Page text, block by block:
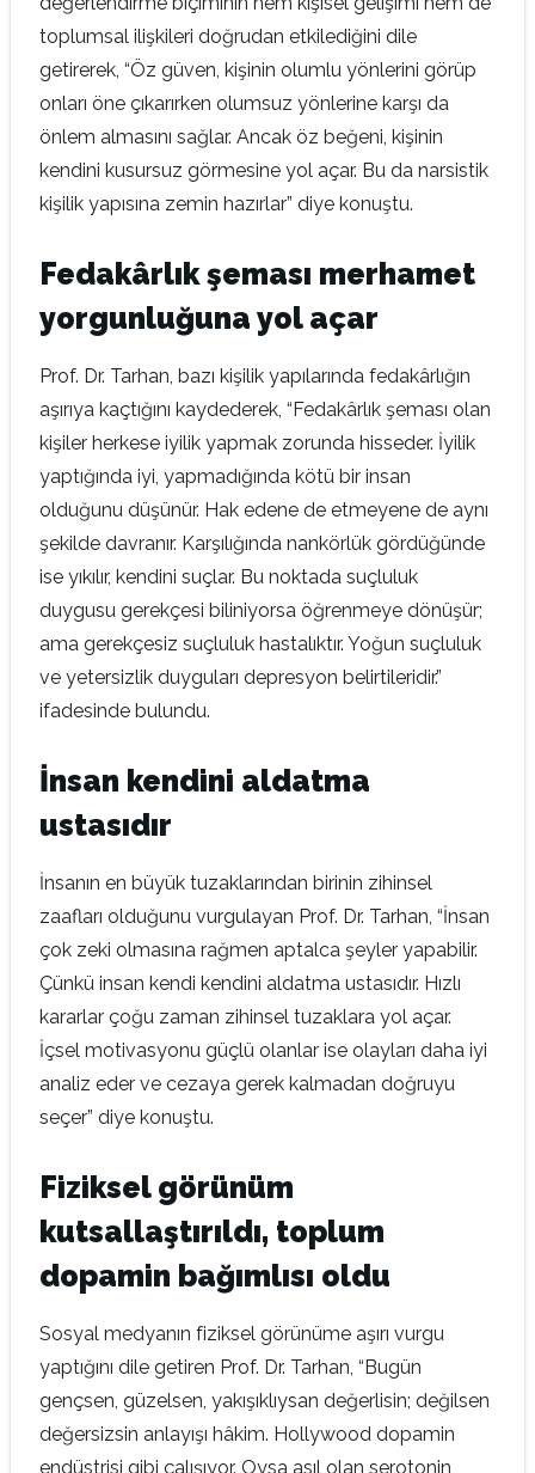
toplumsal ilişkileri doğrudan etkilediğini dile
getirerek, “Öz güven, kişinin olumlu yönlerini görüp
onları öne çıkarırken olumsuz yönlerine karşı da
önlem almasını sağlar. Ancak öz beğeni, kişinin
kendini kusursuz görmesine yol açar. Bu da narsistik
kişilik yapısına zemin hazırlar” diye konuştu.
Fedakârlık şeması merhamet
yorgunluğuna yol açar
Prof. Dr. Tarhan, bazı kişilik yapılarında fedakârlığın
aşırıya kaçtığını kaydederek, “Fedakârlık şeması olan
kişiler herkese iyilik yapmak zorunda hisseder. İyilik
yaptığında iyi, yapmadığında kötü bir insan
olduğunu düşünür. Hak edene de etmeyene de aynı
şekilde davranır. Karşılığında nankörlük gördüğünde
ise yıkılır, kendini suçlar. Bu noktada suçluluk
duygusu gerekçesi biliniyorsa öğrenmeye dönüşür;
ama gerekçesiz suçluluk hastalıktır. Yoğun suçluluk
ve yetersizlik duyguları depresyon belirtileridir.”
ifadesinde bulundu.
İnsan kendini aldatma
ustasıdır
İnsanın en büyük tuzaklarından birinin zihinsel
zaafları olduğunu vurgulayan Prof. Dr. Tarhan, “İnsan
çok zeki olmasına rağmen aptalca şeyler yapabilir.
Çünkü insan kendi kendini aldatma ustasıdır. Hızlı
kararlar çoğu zaman zihinsel tuzaklara yol açar.
İçsel motivasyonu güçlü olanlar ise olayları daha iyi
analiz eder ve cezaya gerek kalmadan doğruyu
seçer” diye konuştu.
Fiziksel görünüm
kutsallaştırıldı, toplum
dopamin bağımlısı oldu
Sosyal medyanın fiziksel görünüme aşırı vurgu
yaptığını dile getiren Prof. Dr. Tarhan, “Bugün
gençsen, güzelsen, yakışıklıysan değerlisin; değilsen
değersizsin anlayışı hâkim. Hollywood dopamin
endüstrisi gibi çalışıyor. Oysa asıl olan serotonin